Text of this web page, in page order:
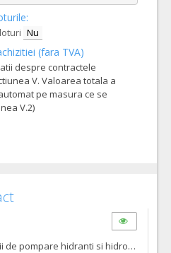
Nu
(fara TVA)
despre contractele
V. Valoarea totala a
pe masura ce se
V.2)
Proiectare si executie statii de pompare hidranti si hidrofoare cu refacere traseu alimentare apa si refacerea membranei de izolare a rezervorului de apa existenta pentru stationar III – Calea Clujului nr 50 Numar zile pana la care se pot solicita clarificari inainte de data limita de depunere a ofertelor/candidaturilor- 7 zile. Cerintele tehnice si specifice sunt detaliate in caietul de sarcini si liste cu cantitati de lucrari. Valoarea estimata a contractului este de 226.611 lei fara TVA, din care: Proiectare si executie statii de pompare hidranti si hidrofoare cu refacere traseu alimentare apa si refacerea membranei de izolare a rezervorului de apa existenta pentru stationar III – Calea Clujului nr 50 dupa cum urmeaza: 1.Proiectarea sistemului de pompare si asistenta tehnica pe parcursul executiei lucrarilor – 6.798,33 lei fara TVA; 2.Executie statie de pompare hidranti si hidrofoare cu refacere traseu alimentare apa si refacerea membranei de izolare a rezervorului de apa existenta – 219.812,67 lei fara TVA Durata/valabilitatea contractului - 120 zile de la data intrarii in vigoare a contractului, din care: *proiectare – 30 zile calendaristice de la comanda ferma’ *pregatirea documentatiei pentru avizare proiect – conform legislatiei in vigoare; *durata de executie a lucrarilor - 60 zile calendaristice de la primirea avizului pentru proiectul de executie. Garantia lucrarilor va fi de minim 24 luni de la data semnarii procesului verbal de receptie la terminarea lucrarilor. Data limita de transmitere a raspunsului la solicitarile de clarificari de catre autoritatea contractanta: cu 4 zile inainte de data limita de depunere a ofertelor specificata in invitatia de participare.(Conform art.160 alin.2 si art.161 din Legea 98/2016 modificate prin OUG 107/2017).